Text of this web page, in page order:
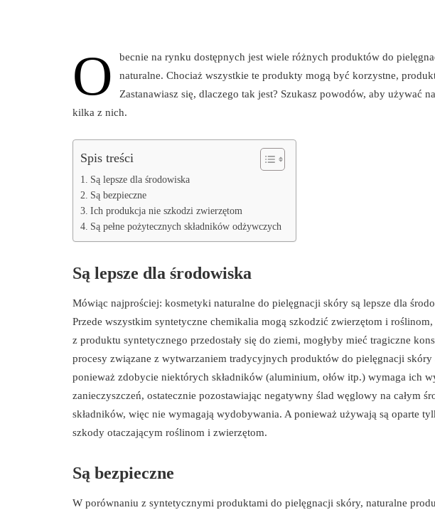
O
becnie na rynku dostępnych jest wiele różnych produktów do
naturalne. Chociaż wszystkie te produkty mogą być korzystne,
Zastanawiasz się, dlaczego tak jest? Szukasz powodów, aby używać
kilka z nich.
Spis treści
Są lepsze dla środowiska
Są bezpieczne
Ich produkcja nie szkodzi zwierzętom
Są pełne pożytecznych składników odżywczych
Są lepsze dla środowiska
Mówiąc najprościej: kosmetyki naturalne do pielęgnacji skóry są lepsze dla
Przede wszystkim syntetyczne chemikalia mogą szkodzić zwierzętom i
z produktu syntetycznego przedostały się do ziemi, mogłyby mieć tragiczne
procesy związane z wytwarzaniem tradycyjnych produktów do pielęgnacji
ponieważ zdobycie niektórych składników (aluminium, ołów itp.) wymaga ich
zanieczyszczeń, ostatecznie pozostawiając negatywny ślad węglowy na całym
składników, więc nie wymagają wydobywania. A ponieważ używają są oparte
szkody otaczającym roślinom i zwierzętom.
Są bezpieczne
W porównaniu z syntetycznymi produktami do pielęgnacji skóry, naturalne